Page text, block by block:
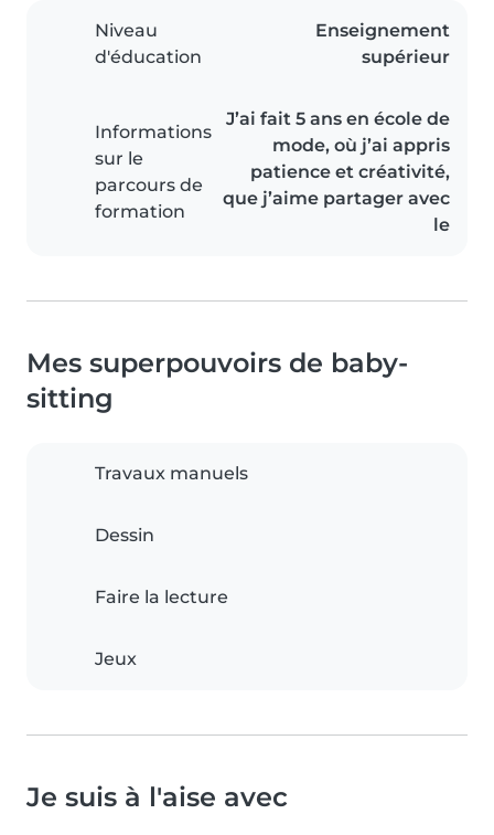
Niveau
d'éducation
Enseignement
supérieur
Informations
sur le
parcours de
formation
J’ai fait 5 ans en école de
mode, où j’ai appris
patience et créativité,
que j’aime partager avec
le
Mes superpouvoirs de baby-
sitting
Travaux manuels
Dessin
Faire la lecture
Jeux
Je suis à l'aise avec